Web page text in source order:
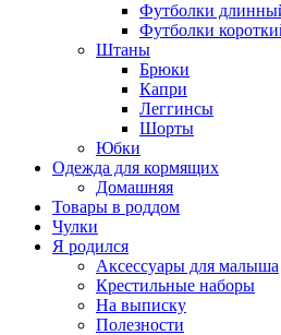
Футболки
Футболки
Штаны
Брюки
Капри
Леггинсы
Шорты
Юбки
Одежда для кормящих
Домашняя
Товары в роддом
Чулки
Я родился
Аксессуары для малыша
Крестильные наборы
На выписку
Полезности